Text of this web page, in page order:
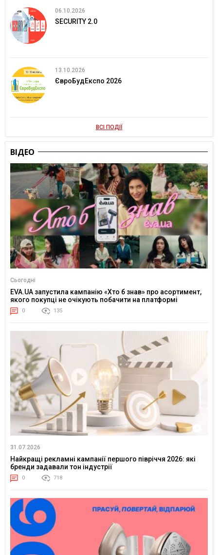
06.10.2026
SECURITY 2.0
13.10.2026
ЄвроБудЕкспо 2026
ВСІ ПОДІЇ
ВІДЕО
Сьогодні
EVA.UA запустила кампанію «Хто б знав» про асортимент,
якого покупці не очікують побачити на платформі
0 135
31.07.2026
Найкращі рекламні кампанії першого півріччя 2026: які
бренди задавали тон індустрії
0 718